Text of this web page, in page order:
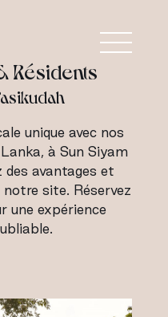
Résidents
unique avec nos
à Sun Siyam
des avantages et
site. Réservez
une expérience